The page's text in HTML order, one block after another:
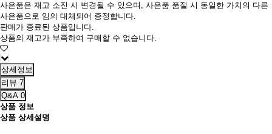
사은품은 재고 소진 시 변경될 수 있으며, 사은품 품절 시 동일한 가치의 다른
사은품으로 임의 대체되어 증정합니다.
판매가 종료된 상품입니다.
상품의 재고가 부족하여 구매할 수 없습니다.
상세정보
리뷰 7
Q&A 0
상품 정보
상품 상세설명